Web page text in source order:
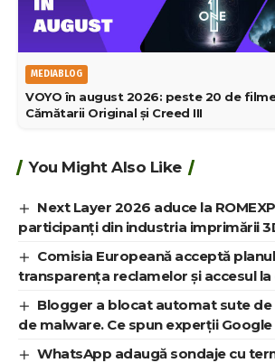
MEDIABLOG
VOYO în august 2026: peste 20 de
Cămătarii Original și Creed III
You Might Also Like
Next Layer 2026 aduce la
participanți din industria imprimării
Comisia Europeană acceptă
transparența reclamelor și accesul
Blogger a blocat automat sute
de malware. Ce spun experții Google
WhatsApp adaugă sondaje cu